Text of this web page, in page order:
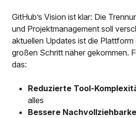
GitHub’s Vision ist klar: Die
und Projektmanagement soll
aktuellen Updates ist die Plattform
großen Schritt näher gekommen.
das:
Reduzierte Tool-
alles
Bessere